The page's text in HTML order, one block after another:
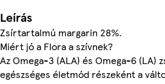
Leírás
Zsírtartalmú margarin 28%.
Miért jó a Flora a szívnek?
Az Omega-3 (ALA) és Omega-6 (LA)
egészséges életmód részeként a